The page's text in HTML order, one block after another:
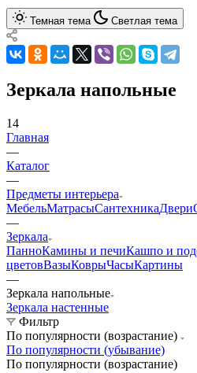
Темная тема Светлая тема
Зеркала напольные
14
Главная
—
Каталог
—
Предметы интерьера
МебельМатрасыСантехникаДвери
—
Зеркала
ПанноКамины и печиКашпо и
цветовВазыКоврыЧасыКартины
—
Зеркала напольные
Зеркала настенные
Фильтр
По популярности (возрастание)
По популярности (убывание)
По популярности (возрастание)